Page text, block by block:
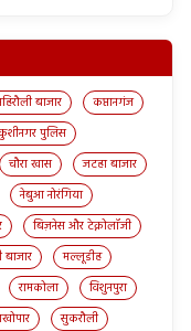
बाजार
कप्तानगंज
पुलिस
चौरा खास
जटहा बाजार
नेबुआ नोरंगिया
बिज़नेस और टेक्नोलॉजी
बाजार
मल्लूडीह
रामकोला
विशुनपुरा
सुकरौली